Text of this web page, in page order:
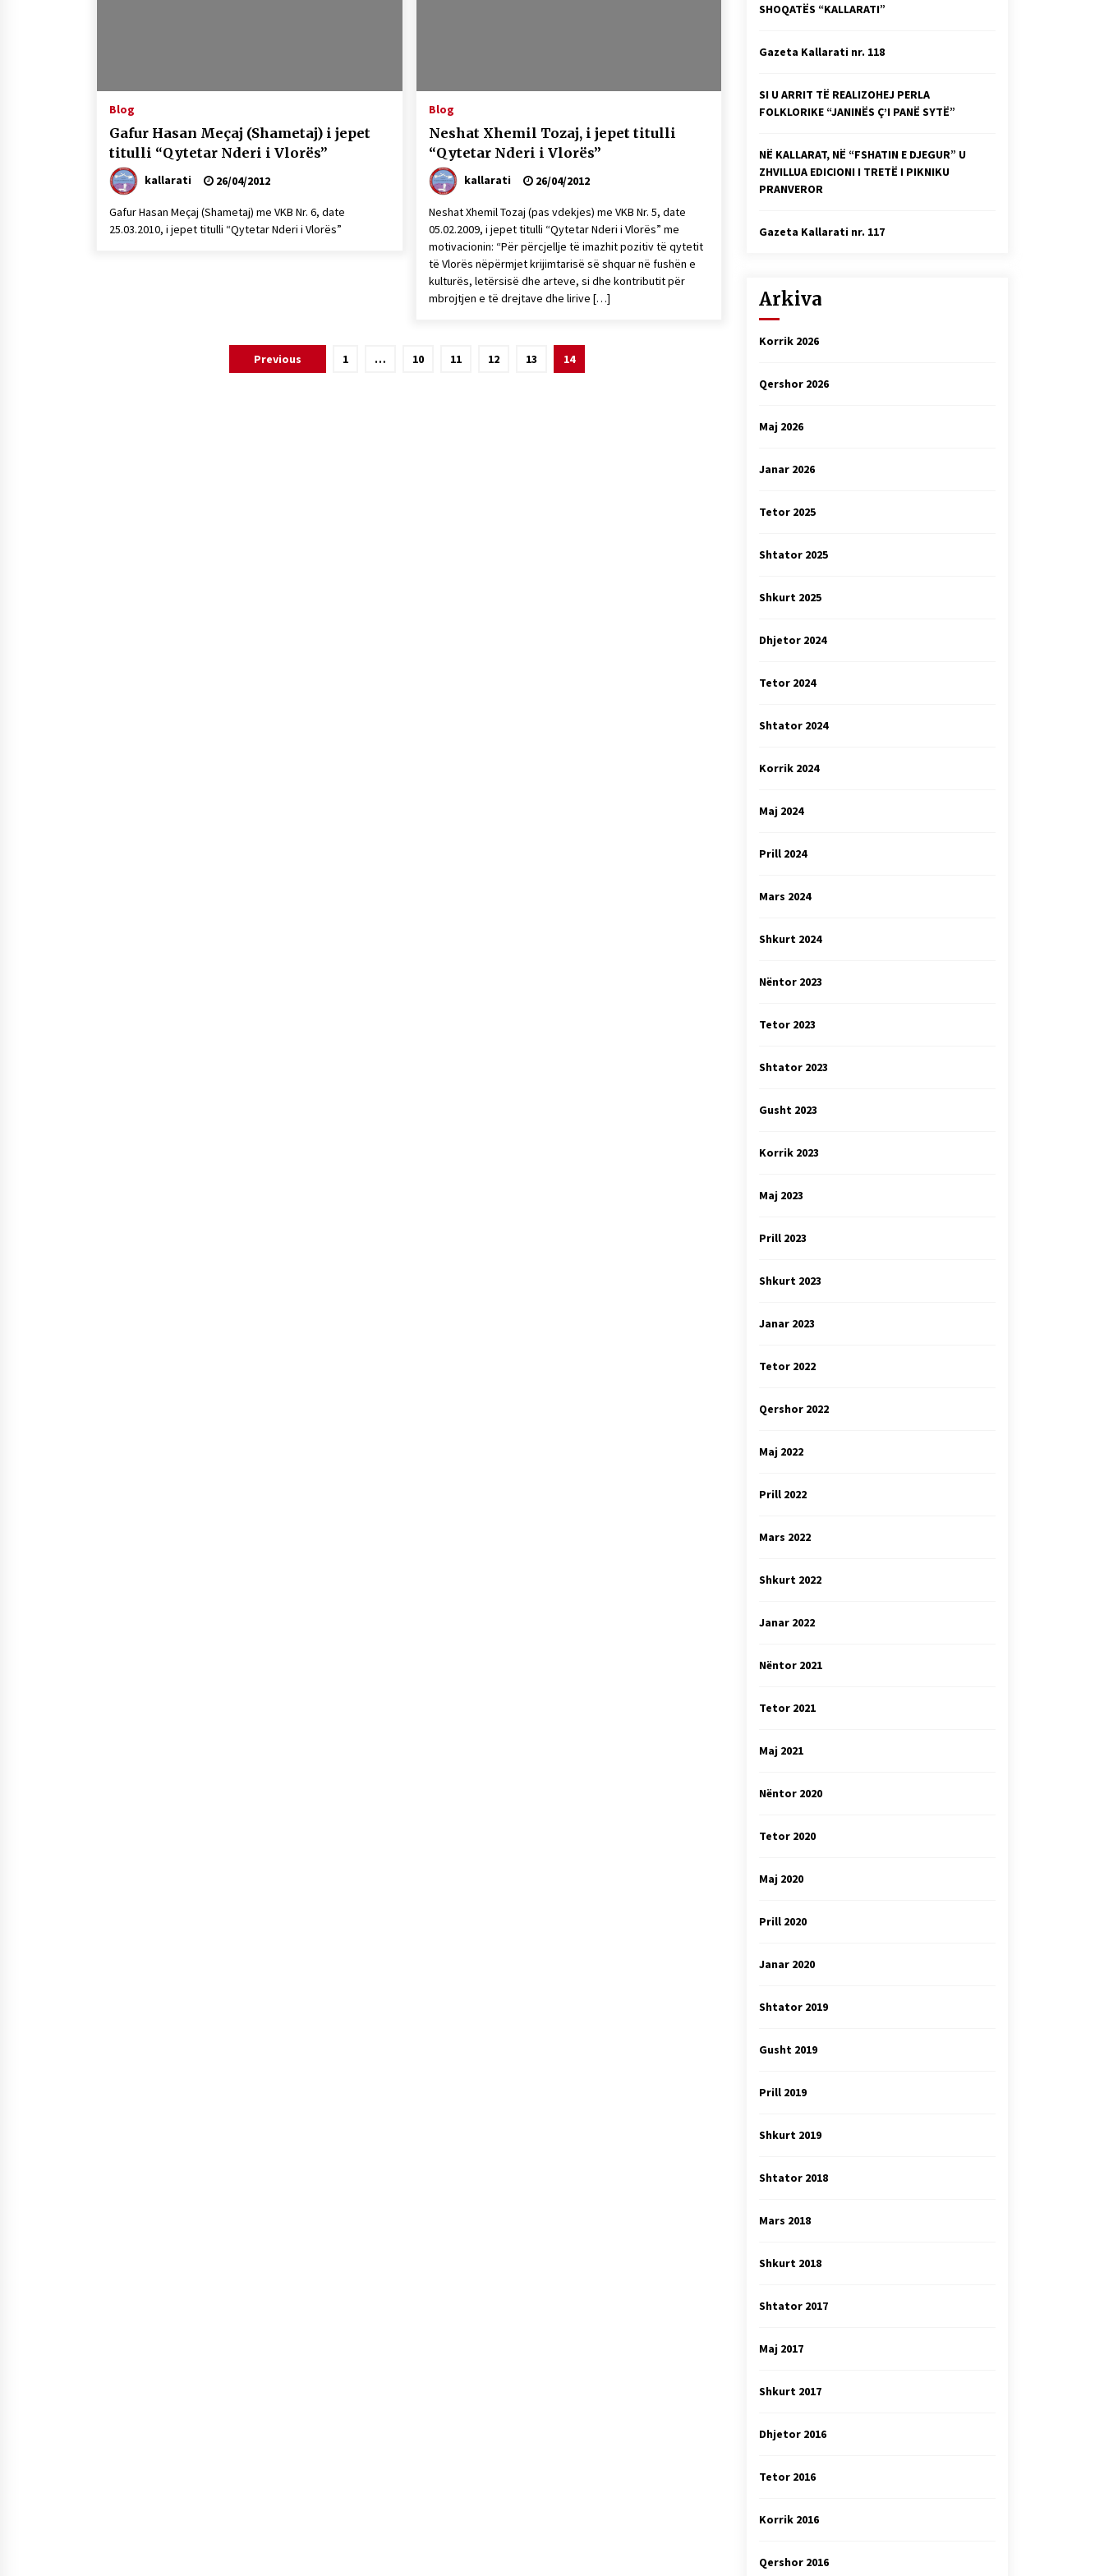
Faksimilet e një 83 vjetori lufte:
04/10/2025
KALLARATI NË AKSIONET
KOMBËTARE PËR RINDËRTIMIN E
VENDIT – NGA ÇIZE XHAFERAJ
22/09/2025
– ËNGJËLL HASIMAJ – “KUJTIMET E
MIA PËR KALLARATIN SI MËSUES I
MATEMATIKËS, POR EDHE SI NJË
BANOR I PËRKOHSHËM I TIJ”
12/09/2025
Gazeta Kallarati nr. 114
06/02/2025
Blog
Gafur Hasan Meçaj (Shametaj) i jepet
titulli “Qytetar Nderi i Vlorës”
kallarati 26/04/2012
Gafur Hasan Meçaj (Shametaj) me VKB Nr. 6, date
25.03.2010, i jepet titulli “Qytetar Nderi i Vlorës”
Blog
Neshat Xhemil Tozaj, i jepet titulli
“Qytetar Nderi i Vlorës”
kallarati 26/04/2012
Neshat Xhemil Tozaj (pas vdekjes) me VKB Nr. 5, date
05.02.2009, i jepet titulli “Qytetar Nderi i Vlorës” me
motivacionin: “Për përcjellje të imazhit pozitiv të qytetit
të Vlorës nëpërmjet krijimtarisë së shquar në fushën e
kulturës, letërsisë dhe arteve, si dhe kontributit për
mbrojtjen e të drejtave dhe lirive […]
Previous 1 … 10 11 12 13 14
SHOQATËS “KALLARATI”
Gazeta Kallarati nr. 118
SI U ARRIT TË REALIZOHEJ PERLA
FOLKLORIKE “JANINËS Ç’I PANË SYTË”
NË KALLARAT, NË “FSHATIN E DJEGUR” U
ZHVILLUA EDICIONI I TRETË I PIKNIKU
PRANVEROR
Gazeta Kallarati nr. 117
Arkiva
Korrik 2026
Qershor 2026
Maj 2026
Janar 2026
Tetor 2025
Shtator 2025
Shkurt 2025
Dhjetor 2024
Tetor 2024
Shtator 2024
Korrik 2024
Maj 2024
Prill 2024
Mars 2024
Shkurt 2024
Nëntor 2023
Tetor 2023
Shtator 2023
Gusht 2023
Korrik 2023
Maj 2023
Prill 2023
Shkurt 2023
Janar 2023
Tetor 2022
Qershor 2022
Maj 2022
Prill 2022
Mars 2022
Shkurt 2022
Janar 2022
Nëntor 2021
Tetor 2021
Maj 2021
Nëntor 2020
Tetor 2020
Maj 2020
Prill 2020
Janar 2020
Shtator 2019
Gusht 2019
Prill 2019
Shkurt 2019
Shtator 2018
Mars 2018
Shkurt 2018
Shtator 2017
Maj 2017
Shkurt 2017
Dhjetor 2016
Tetor 2016
Korrik 2016
Qershor 2016